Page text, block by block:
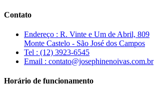
Contato
Endereço : R. Vinte e Um de Abril, 809
Monte Castelo - São José dos Campos
Tel : (12) 3923-6545
Email : contato@josephinenoivas.com.br
Horário de funcionamento